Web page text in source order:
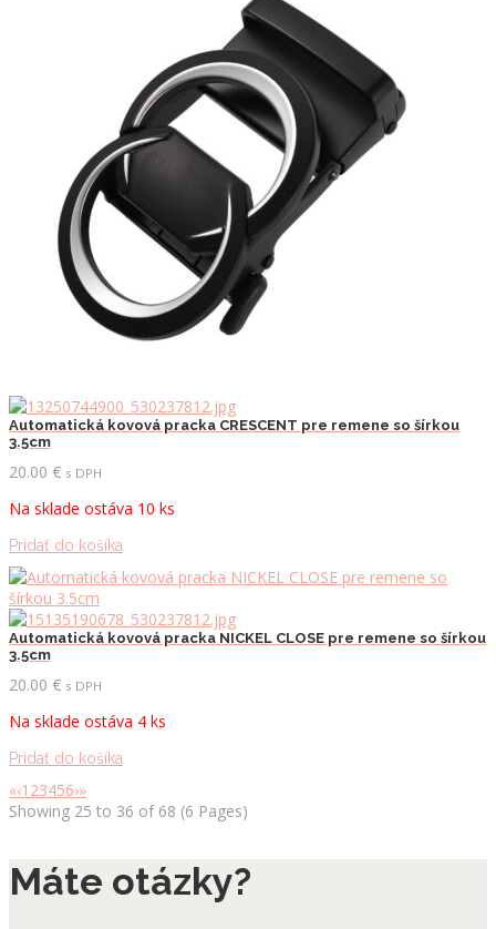
Automatická kovová pracka CRESCENT pre remene so šírkou
3.5cm
20.00 € s DPH
Na sklade ostáva 10 ks
Pridať do košíka
Automatická kovová pracka NICKEL CLOSE pre remene so šírkou
3.5cm
20.00 € s DPH
Na sklade ostáva 4 ks
Pridať do košíka
«‹1 23456›»
Showing 25 to 36 of 68 (6 Pages)
Máte otázky?